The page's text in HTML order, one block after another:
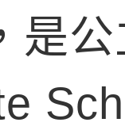
是